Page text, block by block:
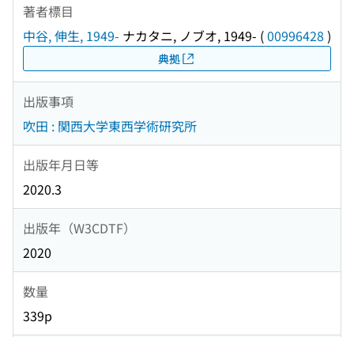
著者標目
中谷, 伸生, 1949- ナカタニ, ノブオ, 1949- (00996428 )
典拠
出版事項
吹田 : 関西大学東西学術研究所
出版年月日等
2020.3
出版年（W3CDTF）
2020
数量
339p